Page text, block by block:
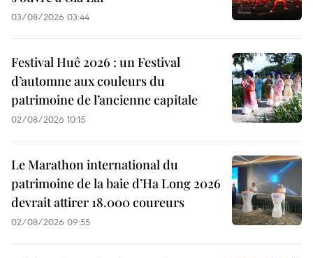
03/08/2026 03:44
Festival Huê 2026 : un Festival
d’automne aux couleurs du
patrimoine de l’ancienne capitale
02/08/2026 10:15
Le Marathon international du
patrimoine de la baie d’Ha Long 2026
devrait attirer 18.000 coureurs
02/08/2026 09:55